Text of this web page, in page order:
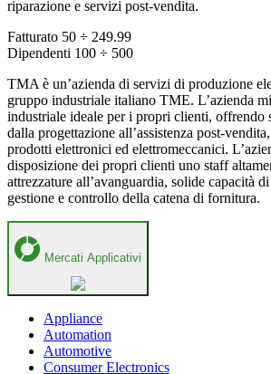
riparazione e servizi post-vendita.
Fatturato 50 ÷ 249.99
Dipendenti 100 ÷ 500
TMA è un’azienda di servizi di produzione
gruppo industriale italiano TME. L’azienda
industriale ideale per i propri clienti, offrendo
dalla progettazione all’assistenza post-
prodotti elettronici ed elettromeccanici.
disposizione dei propri clienti uno staff
attrezzature all’avanguardia, solide capacità
gestione e controllo della catena di fornitura.
Mercati Applicativi
Appliance
Automation
Automotive
Consumer Electronics